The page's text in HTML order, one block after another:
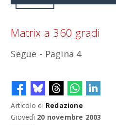
Matrix a 360 gradi
Segue - Pagina 4
Articolo di Redazione
Giovedì 20 novembre 2003